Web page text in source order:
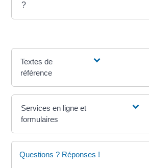
?
Textes de
référence
Services en ligne et
formulaires
Questions ? Réponses !